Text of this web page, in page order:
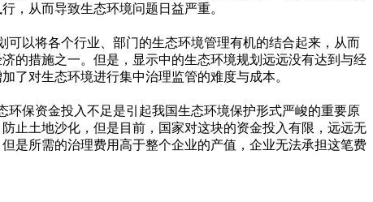
，从而导致生态环境问题日益严重。
以将各个行业、部门的生态环境管理有机的结合起来，从而
的措施之一。但是，显示中的生态环境规划远远没有达到与经
了对生态环境进行集中治理监管的难度与成本。
保资金投入不足是引起我国生态环境保护形式严峻的重要原
止土地沙化，但是目前，国家对这块的资金投入有限，远远无
是所需的治理费用高于整个企业的产值，企业无法承担这笔费